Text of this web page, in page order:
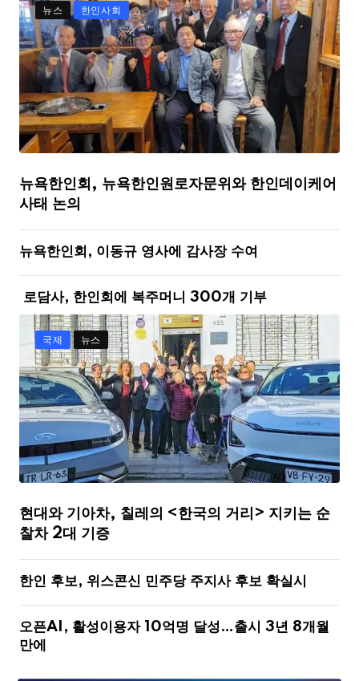
뉴스 한인사회
뉴욕한인회, 뉴욕한인원로자문위와 한인데이케어
사태 논의
뉴욕한인회, 이동규 영사에 감사장 수여
로담사, 한인회에 복주머니 300개 기부
국제 뉴스
현대와 기아차, 칠레의 <한국의 거리> 지키는 순
찰차 2대 기증
한인 후보, 위스콘신 민주당 주지사 후보 확실시
오픈AI, 활성이용자 10억명 달성…출시 3년 8개월
만에